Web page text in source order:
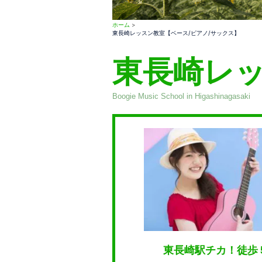
ホーム >
東長崎レッスン教室【ベース/ピアノ/サックス】
東長崎レ
Boogie Music School in Higashinagasaki
東長崎駅チカ！徒歩